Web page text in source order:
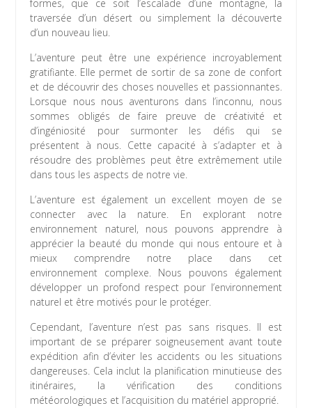
formes, que ce soit l’escalade d’une montagne, la
traversée d’un désert ou simplement la découverte
d’un nouveau lieu.
L’aventure peut être une expérience incroyablement
gratifiante. Elle permet de sortir de sa zone de confort
et de découvrir des choses nouvelles et passionnantes.
Lorsque nous nous aventurons dans l’inconnu, nous
sommes obligés de faire preuve de créativité et
d’ingéniosité pour surmonter les défis qui se
présentent à nous. Cette capacité à s’adapter et à
résoudre des problèmes peut être extrêmement utile
dans tous les aspects de notre vie.
L’aventure est également un excellent moyen de se
connecter avec la nature. En explorant notre
environnement naturel, nous pouvons apprendre à
apprécier la beauté du monde qui nous entoure et à
mieux comprendre notre place dans cet
environnement complexe. Nous pouvons également
développer un profond respect pour l’environnement
naturel et être motivés pour le protéger.
Cependant, l’aventure n’est pas sans risques. Il est
important de se préparer soigneusement avant toute
expédition afin d’éviter les accidents ou les situations
dangereuses. Cela inclut la planification minutieuse des
itinéraires, la vérification des conditions
météorologiques et l’acquisition du matériel approprié.